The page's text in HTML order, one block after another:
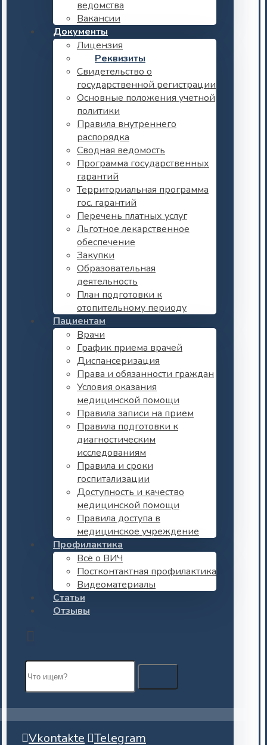
ведомства
Вакансии
Документы
Лицензия
Реквизиты
Свидетельство о
государственной регистрации
Основные положения учетной
политики
Правила внутреннего
распорядка
Сводная ведомость
Программа государственных
гарантий
Территориальная программа
гос. гарантий
Перечень платных услуг
Льготное лекарственное
обеспечение
Закупки
Образовательная
деятельность
План подготовки к
отопительному периоду
Пациентам
Врачи
График приема врачей
Диспансеризация
Права и обязанности граждан
Условия оказания
медицинской помощи
Правила записи на прием
Правила подготовки к
диагностическим
исследованиям
Правила и сроки
госпитализации
Доступность и качество
медицинской помощи
Правила доступа в
медицинское учреждение
Профилактика
Всё о ВИЧ
Постконтактная профилактика
Видеоматериалы
Статьи
Отзывы
Vkontakte Telegram